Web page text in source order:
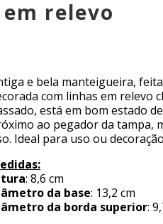
relevo
e bela manteigueira,
com linhas em relevo
está em bom estado
ao pegador da tampa,
Ideal para uso ou
: 8,6 cm
da base: 13,2 cm
da borda superior: